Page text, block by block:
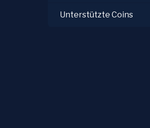
Unterstützte Coins